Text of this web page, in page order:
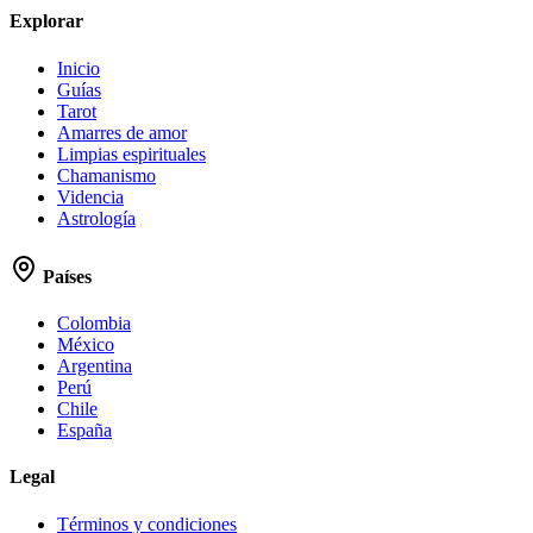
Explorar
Inicio
Guías
Tarot
Amarres de amor
Limpias espirituales
Chamanismo
Videncia
Astrología
Países
Colombia
México
Argentina
Perú
Chile
España
Legal
Términos y condiciones